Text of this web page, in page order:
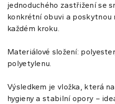
jednoduchého zastřižení se
konkrétní obuvi a poskytnou
každém kroku.
Materiálové složení:
polyetylenu.
Výsledkem je vložka, která
hygieny a stabilní opory –